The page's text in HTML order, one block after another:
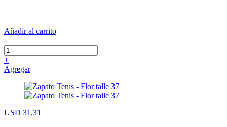
Añadir al carrito
-
+
Agregar
USD 31,31